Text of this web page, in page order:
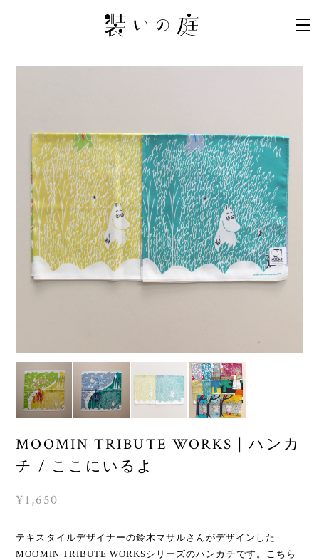
MOOMIN TRIBUTE WORKS｜ハンカ
チ / ここにいるよ
¥1,650
テキスタイルデザイナーの鈴木マサルさんがデザインした
MOOMIN TRIBUTE WORKSシリーズのハンカチです。こちら